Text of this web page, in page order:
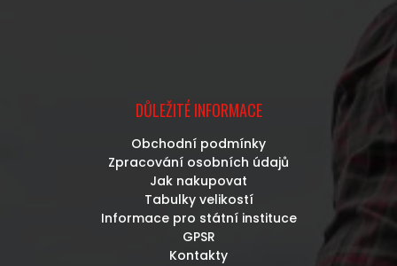
DŮLEŽITÉ INFORMACE
Obchodní podmínky
Zpracování osobních údajů
Jak nakupovat
Tabulky velikostí
Informace pro státní instituce
GPSR
Kontakty